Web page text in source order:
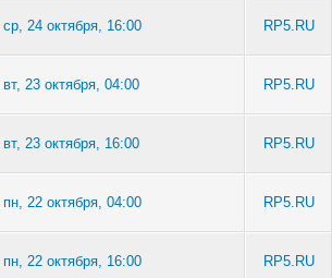
24 октября, 16:00 RP5.RU
23 октября, 04:00 RP5.RU
23 октября, 16:00 RP5.RU
22 октября, 04:00 RP5.RU
22 октября, 16:00 RP5.RU